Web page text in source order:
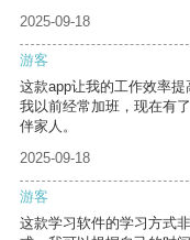
2025-09-18
游客
这款app让我的工作效率提
我以前经常加班，现在有
伴家人。
2025-09-18
游客
这款学习软件的学习方式